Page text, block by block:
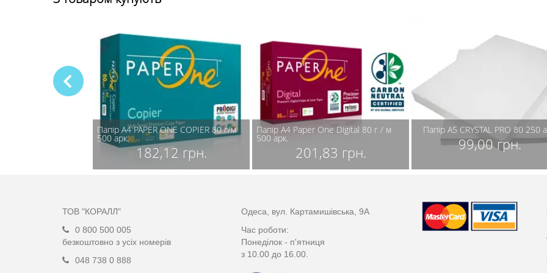
Папір А4 PAPER ONE COPIER 80 г/м
500 арк.
182,12 грн.
Папір А4 Paper One Digital 80 г / м
500 арк.
201,83 грн.
Папір А5 CRYSTAL PRO 80 250
99,00 грн.
ТОВ "КОРАЛЛ"
0 800 500 005
безкоштовно з усіх номерів
048 738 0 888
Одеса, вул. Картамишівська, 9А
Час роботи:
Понеділок - п'ятниця
з 10.00 до 16.00.